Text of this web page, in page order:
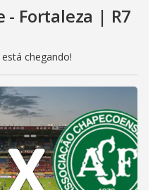
- Fortaleza | R7
chegando!